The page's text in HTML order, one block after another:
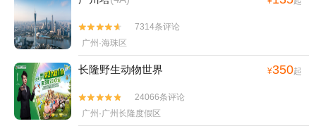


7314条评论
广州·海珠区
长隆野生动物世界 ¥350起


24066条评论
广州·广州长隆度假区